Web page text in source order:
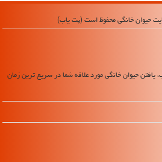
حیوان خانگی مورد علاقه شما در سریع ترین زمان